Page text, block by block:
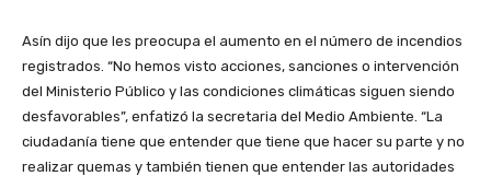
Asín dijo que les preocupa el aumento en el número de incendios
registrados. “No hemos visto acciones, sanciones o intervención
del Ministerio Público y las condiciones climáticas siguen siendo
desfavorables”, enfatizó la secretaria del Medio Ambiente. “La
ciudadanía tiene que entender que tiene que hacer su parte y no
realizar quemas y también tienen que entender las autoridades